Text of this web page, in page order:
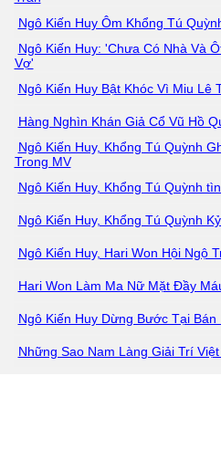
Ngô Kiến Huy Ôm Khổng Tú
Ngô Kiến Huy: 'Chưa Có Nhà Và
Vợ'
Ngô Kiến Huy Bật Khóc Vì Miu Lê
Hàng Nghìn Khán Giả Cổ Vũ Hồ
Ngô Kiến Huy, Khổng Tú Quỳnh
Trong MV
Ngô Kiến Huy, Khổng Tú Quỳnh
Ngô Kiến Huy, Khổng Tú Quỳnh
Ngô Kiến Huy, Hari Won Hội Ngộ
Hari Won Làm Ma Nữ Mặt Đầy
Ngô Kiến Huy Dừng Bước Tại
Những Sao Nam Làng Giải Trí